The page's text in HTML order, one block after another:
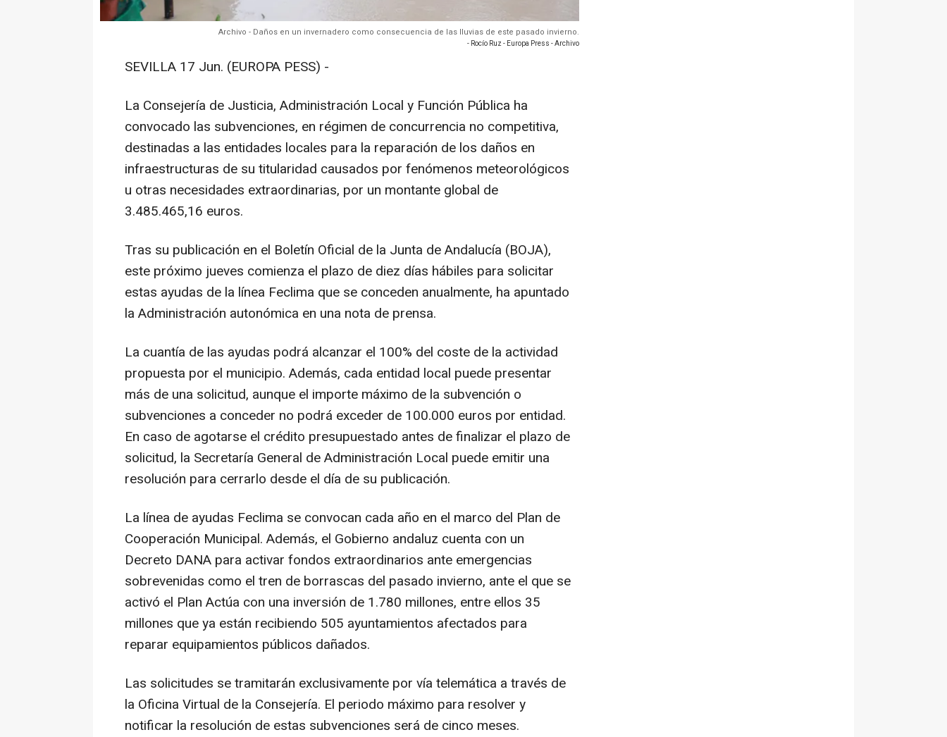
Archivo - Daños en un invernadero como consecuencia de las lluvias de este pasado invierno.
- Rocío Ruz - Europa Press - Archivo
SEVILLA 17 Jun. (EUROPA PESS) -
La Consejería de Justicia, Administración Local y Función Pública ha
convocado las subvenciones, en régimen de concurrencia no competitiva,
destinadas a las entidades locales para la reparación de los daños en
infraestructuras de su titularidad causados por fenómenos meteorológicos
u otras necesidades extraordinarias, por un montante global de
3.485.465,16 euros.
Tras su publicación en el Boletín Oficial de la Junta de Andalucía (BOJA),
este próximo jueves comienza el plazo de diez días hábiles para solicitar
estas ayudas de la línea Feclima que se conceden anualmente, ha apuntado
la Administración autonómica en una nota de prensa.
La cuantía de las ayudas podrá alcanzar el 100% del coste de la actividad
propuesta por el municipio. Además, cada entidad local puede presentar
más de una solicitud, aunque el importe máximo de la subvención o
subvenciones a conceder no podrá exceder de 100.000 euros por entidad.
En caso de agotarse el crédito presupuestado antes de finalizar el plazo de
solicitud, la Secretaría General de Administración Local puede emitir una
resolución para cerrarlo desde el día de su publicación.
La línea de ayudas Feclima se convocan cada año en el marco del Plan de
Cooperación Municipal. Además, el Gobierno andaluz cuenta con un
Decreto DANA para activar fondos extraordinarios ante emergencias
sobrevenidas como el tren de borrascas del pasado invierno, ante el que se
activó el Plan Actúa con una inversión de 1.780 millones, entre ellos 35
millones que ya están recibiendo 505 ayuntamientos afectados para
reparar equipamientos públicos dañados.
Las solicitudes se tramitarán exclusivamente por vía telemática a través de
la Oficina Virtual de la Consejería. El periodo máximo para resolver y
notificar la resolución de estas subvenciones será de cinco meses.